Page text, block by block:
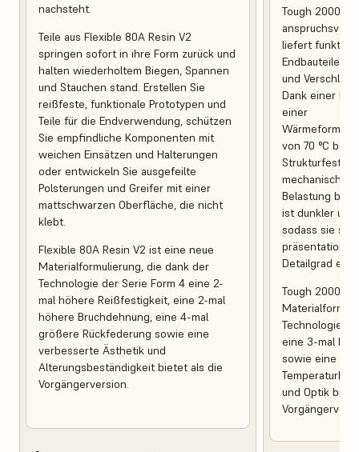
nachsteht.
Teile aus Flexible 80A Resin V2
springen sofort in ihre Form zurück und
halten wiederholtem Biegen, Spannen
und Stauchen stand. Erstellen Sie
reißfeste, funktionale Prototypen und
Teile für die Endverwendung, schützen
Sie empfindliche Komponenten mit
weichen Einsätzen und Halterungen
oder entwickeln Sie ausgefeilte
Polsterungen und Greifer mit einer
mattschwarzen Oberfläche, die nicht
klebt.
Flexible 80A Resin V2 ist eine neue
Materialformulierung, die dank der
Technologie der Serie Form 4 eine 2-
mal höhere Reißfestigkeit, eine 2-mal
höhere Bruchdehnung, eine 4-mal
größere Rückfederung sowie eine
verbesserte Ästhetik und
Alterungsbeständigkeit bietet als die
Vorgängerversion.
Tough 2000
liefert
Endbauteile,
und
Dank einer
einer
von 70 °C
mechanischer
Belastung bei.
ist dunkler
sodass sie
Detailgrad
Tough 2000
Technologie
eine 3-mal
sowie eine
und Optik